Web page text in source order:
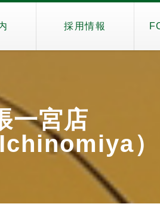
採用情報
一宮店
）